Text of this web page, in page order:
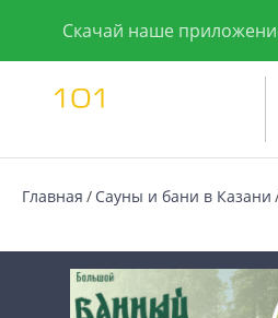
Скачай наше
Главная Сауны и бани в Казани